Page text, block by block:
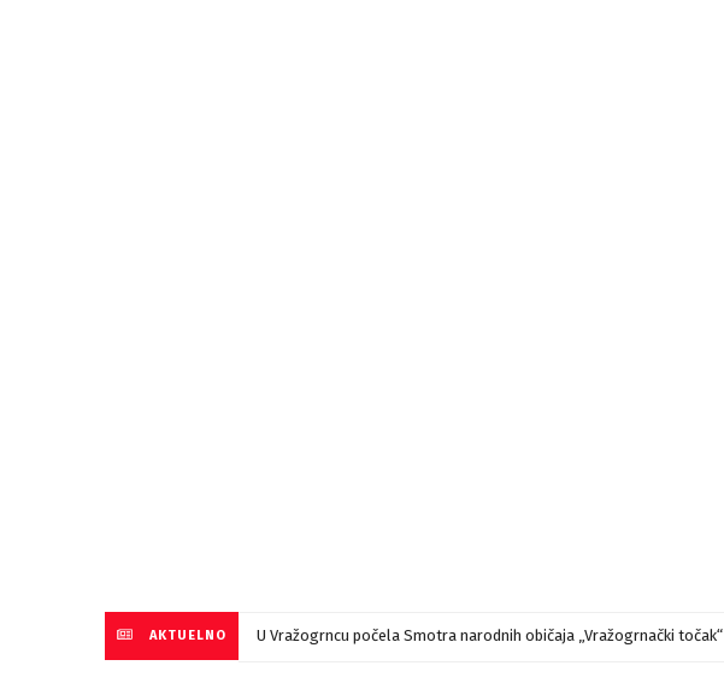
AKTUELNO U Vražogrncu počela Smotra narodnih običaja „Vražogrnački točak“